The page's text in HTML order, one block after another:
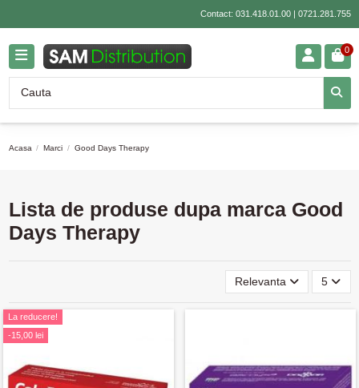
Contact: 031.418.01.00| 0721.281.755
0
Acasa Marci Good Days Therapy
Lista de produse dupa marca Good
Days Therapy
Relevanta 5
La reducere!
-15,00 lei